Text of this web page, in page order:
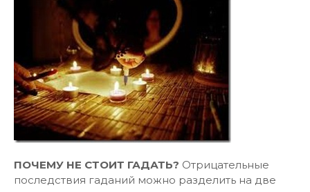
ПОЧЕМУ НЕ СТОИТ ГАДАТЬ? Отрицательные
последствия гаданий можно разделить на две